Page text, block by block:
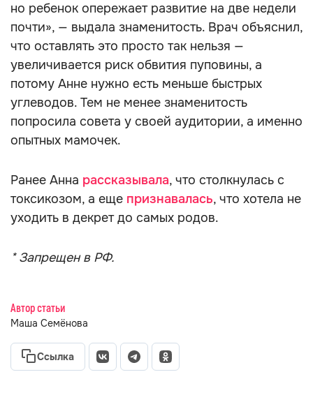
но ребенок опережает развитие на две недели
почти», — выдала знаменитость. Врач объяснил,
что оставлять это просто так нельзя —
увеличивается риск обвития пуповины, а
потому Анне нужно есть меньше быстрых
углеводов. Тем не менее знаменитость
попросила совета у своей аудитории, а именно
опытных мамочек.
Ранее Анна рассказывала, что столкнулась с
токсикозом, а еще признавалась, что хотела не
уходить в декрет до самых родов.
* Запрещен в РФ.
Автор статьи
Маша Семёнова
Ссылка